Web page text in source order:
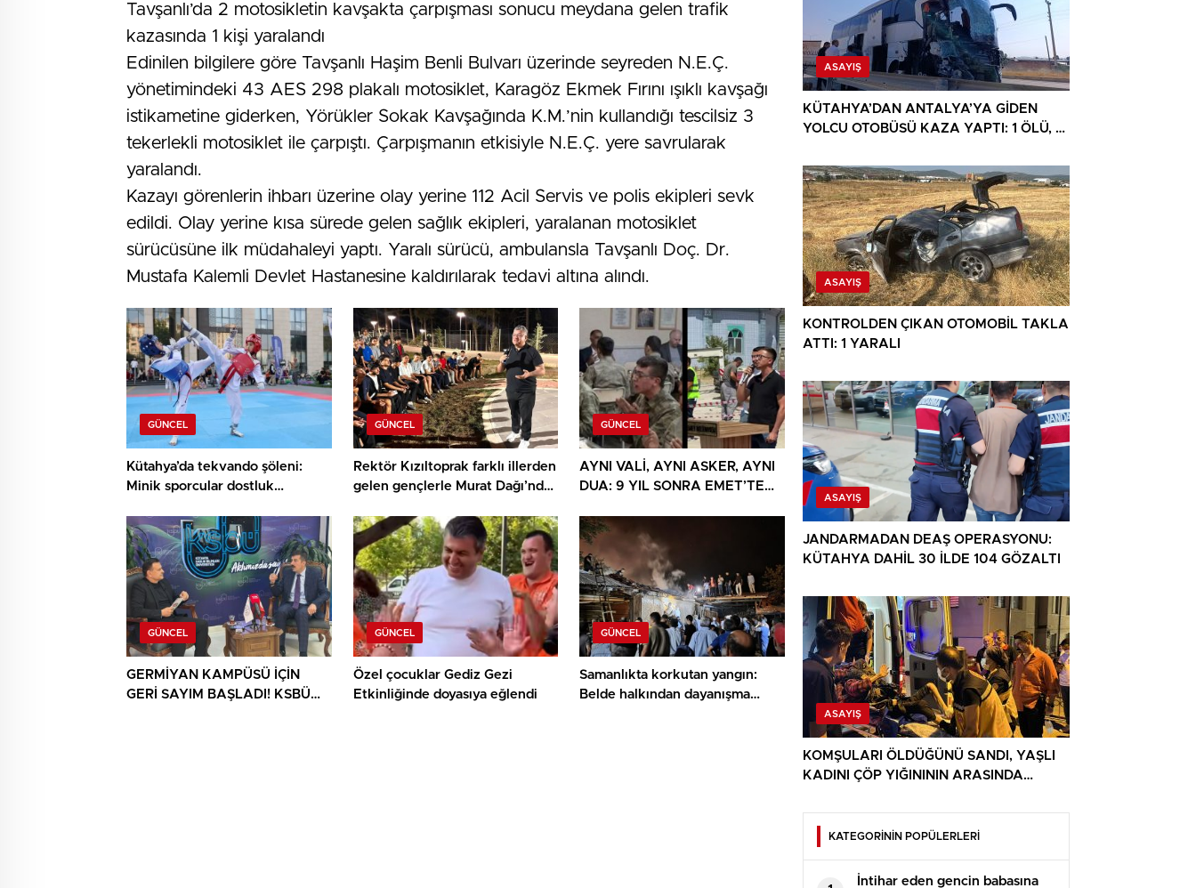
Tavşanlı’da 2 motosikletin kavşakta çarpışması sonucu meydana gelen trafik
kazasında 1 kişi yaralandı
Edinilen bilgilere göre Tavşanlı Haşim Benli Bulvarı üzerinde seyreden N.E.Ç.
yönetimindeki 43 AES 298 plakalı motosiklet, Karagöz Ekmek Fırını ışıklı kavşağı
istikametine giderken, Yörükler Sokak Kavşağında K.M.’nin kullandığı tescilsiz 3
tekerlekli motosiklet ile çarpıştı. Çarpışmanın etkisiyle N.E.Ç. yere savrularak
yaralandı.
Kazayı görenlerin ihbarı üzerine olay yerine 112 Acil Servis ve polis ekipleri sevk
edildi. Olay yerine kısa sürede gelen sağlık ekipleri, yaralanan motosiklet
sürücüsüne ilk müdahaleyi yaptı. Yaralı sürücü, ambulansla Tavşanlı Doç. Dr.
Mustafa Kalemli Devlet Hastanesine kaldırılarak tedavi altına alındı.
GÜNCEL
Kütahya’da tekvando şöleni:
Minik sporcular dostluk
GÜNCEL
Rektör Kızıltoprak farklı illerden
gelen gençlerle Murat Dağı’nda
GÜNCEL
AYNI VALİ, AYNI ASKER, AYNI
DUA: 9 YIL SONRA EMET’TE
GÜNCEL
GERMİYAN KAMPÜSÜ İÇİN
GERİ SAYIM BAŞLADI! KSBÜ
GÜNCEL
Özel çocuklar Gediz Gezi
Etkinliğinde doyasıya eğlendi
GÜNCEL
Samanlıkta korkutan yangın:
Belde halkından dayanışma
ASAYIŞ
KÜTAHYA’DAN ANTALYA’YA GİDEN
YOLCU OTOBÜSÜ KAZA YAPTI: 1 ÖLÜ, 15
ASAYIŞ
KONTROLDEN ÇIKAN OTOMOBİL TAKLA
ATTI: 1 YARALI
ASAYIŞ
JANDARMADAN DEAŞ OPERASYONU:
KÜTAHYA DAHİL 30 İLDE 104 GÖZALTI
ASAYIŞ
KOMŞULARI ÖLDÜĞÜNÜ SANDI, YAŞLI
KADINI ÇÖP YIĞINININ ARASINDA
KATEGORİNİN POPÜLERLERİ
İntihar eden gencin babasına